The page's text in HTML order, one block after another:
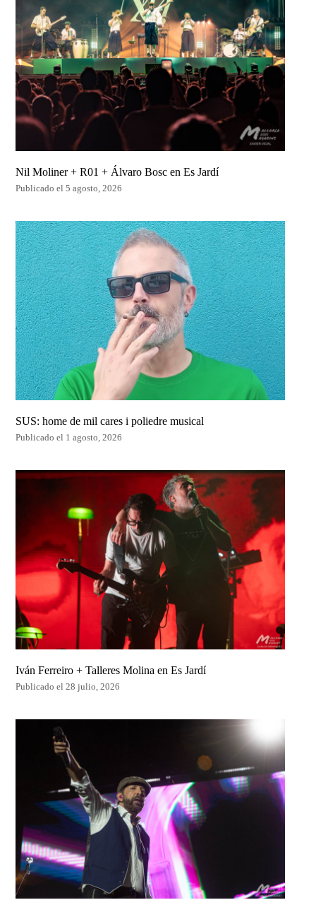
Nil Moliner + R01 + Álvaro Bosc en Es Jardí
Publicado el 5 agosto, 2026
SUS: home de mil cares i poliedre musical
Publicado el 1 agosto, 2026
Iván Ferreiro + Talleres Molina en Es Jardí
Publicado el 28 julio, 2026